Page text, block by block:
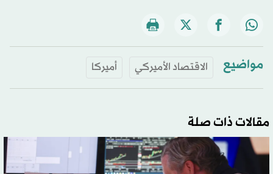
مواضيع الاقتصاد الأميركي أميركا
مقالات ذات صلة